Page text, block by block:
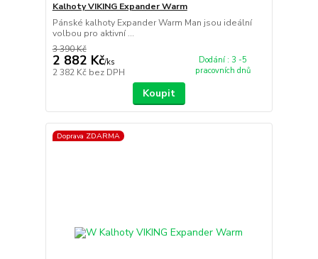
Kalhoty VIKING Expander Warm
Pánské kalhoty Expander Warm Man jsou ideální
volbou pro aktivní ...
3 390 Kč
2 882 Kč/ks
2 382 Kč bez DPH
Dodání : 3 -5
pracovních dnů
Koupit
Doprava ZDARMA